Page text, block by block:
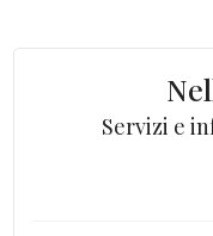
Servizi e